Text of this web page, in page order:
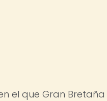
el que Gran